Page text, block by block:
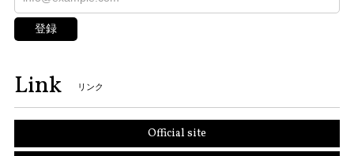
登録
Link リンク
Official site